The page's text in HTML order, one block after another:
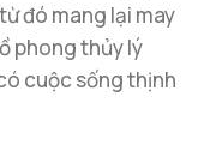
đó mang lại may
phong thủy lý
cuộc sống thịnh